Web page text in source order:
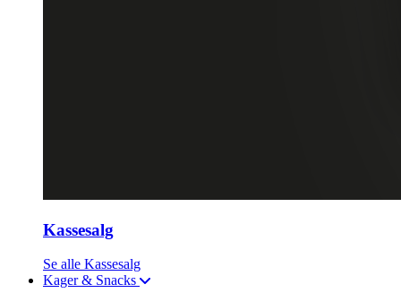
Kassesalg
Se alle Kassesalg
Kager & Snacks